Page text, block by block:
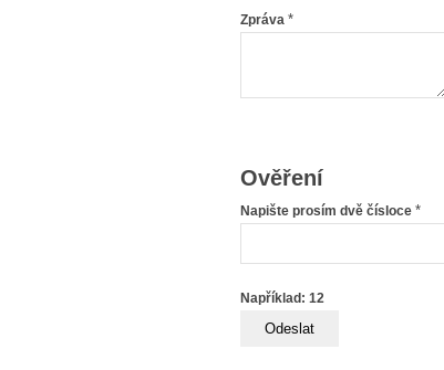
Zpráva *
Ověření
Napište prosím dvě čísloce *
Například: 12